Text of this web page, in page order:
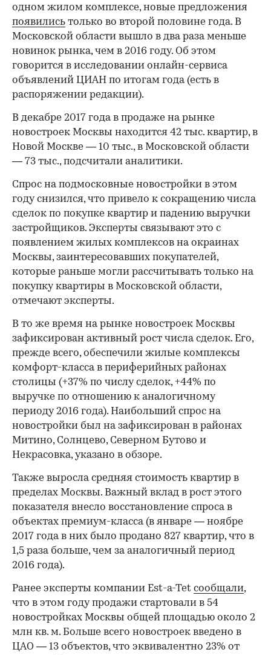
одном жилом комплексе, новые предложения
появились только во второй половине года. В
Московской области вышло в два раза меньше
новинок рынка, чем в 2016 году. Об этом
говорится в исследовании онлайн-сервиса
объявлений ЦИАН по итогам года (есть в
распоряжении редакции).
В декабре 2017 года в продаже на рынке
новостроек Москвы находится 42 тыс. квартир, в
Новой Москве — 10 тыс., в Московской области
— 73 тыс., подсчитали аналитики.
Спрос на подмосковные новостройки в этом
году снизился, что привело к сокращению числа
сделок по покупке квартир и падению выручки
застройщиков. Эксперты связывают это с
появлением жилых комплексов на окраинах
Москвы, заинтересовавших покупателей,
которые раньше могли рассчитывать только на
покупку квартиры в Московской области,
отмечают эксперты.
В то же время на рынке новостроек Москвы
зафиксирован активный рост числа сделок. Его,
прежде всего, обеспечили жилые комплексы
комфорт-класса в периферийных районах
столицы (+37% по числу сделок, +44% по
выручке по отношению к аналогичному
периоду 2016 года). Наибольший спрос на
новостройки был на зафиксирован в районах
Митино, Солнцево, Северном Бутово и
Некрасовка, указано в обзоре.
Также выросла средняя стоимость квартир в
пределах Москвы. Важный вклад в рост этого
показателя внесло восстановление спроса в
объектах премиум-класса (в январе — ноябре
2017 года в них было продано 827 квартир, что в
1,5 раза больше, чем за аналогичный период
2016 года).
Ранее эксперты компании Est-a-Tet сообщали,
что в этом году продажи стартовали в 54
новостройках Москвы общей площадью около 2
млн кв. м. Больше всего новостроек введено в
ЦАО — 13 объектов, что эквивалентно 23% от